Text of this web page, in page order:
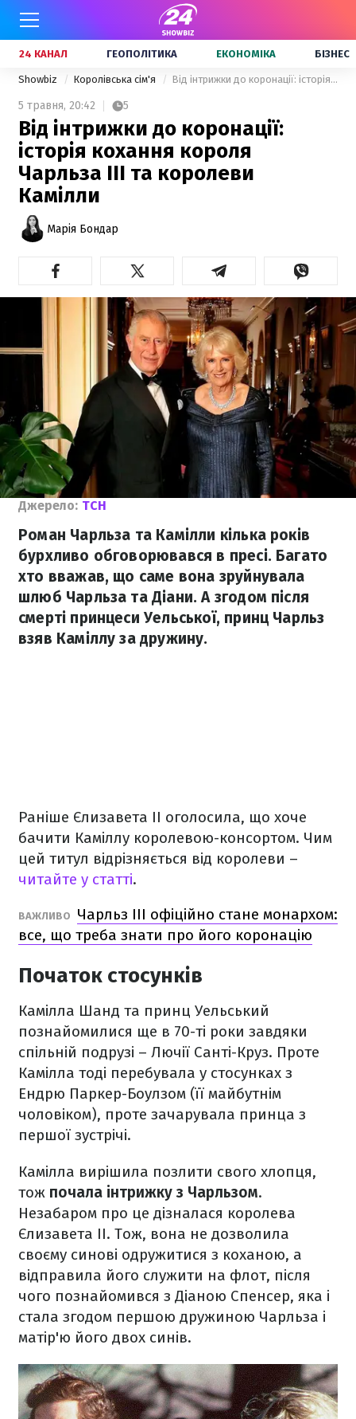
24 КАНАЛ ГЕОПОЛІТИКА ЕКОНОМІКА БІЗНЕС
Showbiz Королівська сім'я Від інтрижки до коронації: історія кохання короля Чарльза III та королеви Камілли
5 травня, 20:42 5
Від інтрижки до коронації:
історія кохання короля
Чарльза III та королеви
Камілли
Марія Бондар
Джерело: ТСН
Роман Чарльза та Камілли кілька років
бурхливо обговорювався в пресі. Багато
хто вважав, що саме вона зруйнувала
шлюб Чарльза та Діани. А згодом після
смерті принцеси Уельської, принц Чарльз
взяв Каміллу за дружину.
Раніше Єлизавета II оголосила, що хоче
бачити Каміллу королевою-консортом. Чим
цей титул відрізняється від королеви –
читайте у статті.
ВАЖЛИВО
Чарльз III офіційно стане монархом:
все, що треба знати про його коронацію
Початок стосунків
Камілла Шанд та принц Уельський
познайомилися ще в 70-ті роки завдяки
спільній подрузі – Лючії Санті-Круз. Проте
Камілла тоді перебувала у стосунках з
Ендрю Паркер-Боулзом (її майбутнім
чоловіком), проте зачарувала принца з
першої зустрічі.
Камілла вирішила позлити свого хлопця,
тож почала інтрижку з Чарльзом.
Незабаром про це дізналася королева
Єлизавета ІІ. Тож, вона не дозволила
своєму синові одружитися з коханою, а
відправила його служити на флот, після
чого познайомився з Діаною Спенсер, яка і
стала згодом першою дружиною Чарльза і
матір'ю його двох синів.